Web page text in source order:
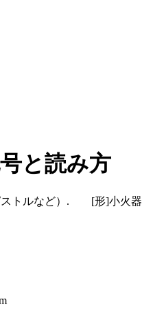
と読み方
ストルなど）. [形]小火